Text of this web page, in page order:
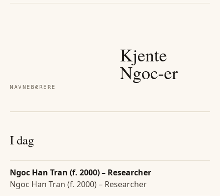
NAVNEBÆRERE
Kjente
Ngoc-er
I dag
Ngoc Han Tran (f. 2000) – Researcher
Ngoc Han Tran (f. 2000) – Researcher